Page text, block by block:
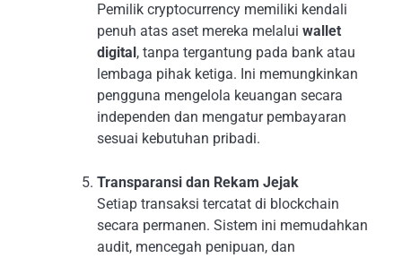
Pemilik cryptocurrency memiliki kendali
penuh atas aset mereka melalui wallet
digital , tanpa tergantung pada bank atau
lembaga pihak ketiga. Ini memungkinkan
pengguna mengelola keuangan secara
independen dan mengatur pembayaran
sesuai kebutuhan pribadi.
Transparansi dan Rekam Jejak
Setiap transaksi tercatat di blockchain
secara permanen. Sistem ini memudahkan
audit, mencegah penipuan, dan